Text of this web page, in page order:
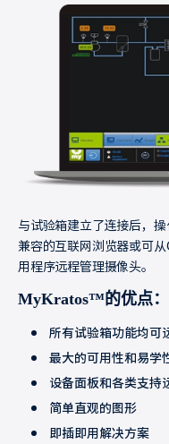
与试验箱建立了连接后，
兼容的互联网浏览器或可
用程序远程管理摄像头。
MyKratos™的优点：
所有试验箱功能均可
最大的可用性和易学
设备面板和各类支持
简单直观的图形
即插即用解决方案